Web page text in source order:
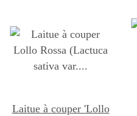
Laitue à couper 'Lollo